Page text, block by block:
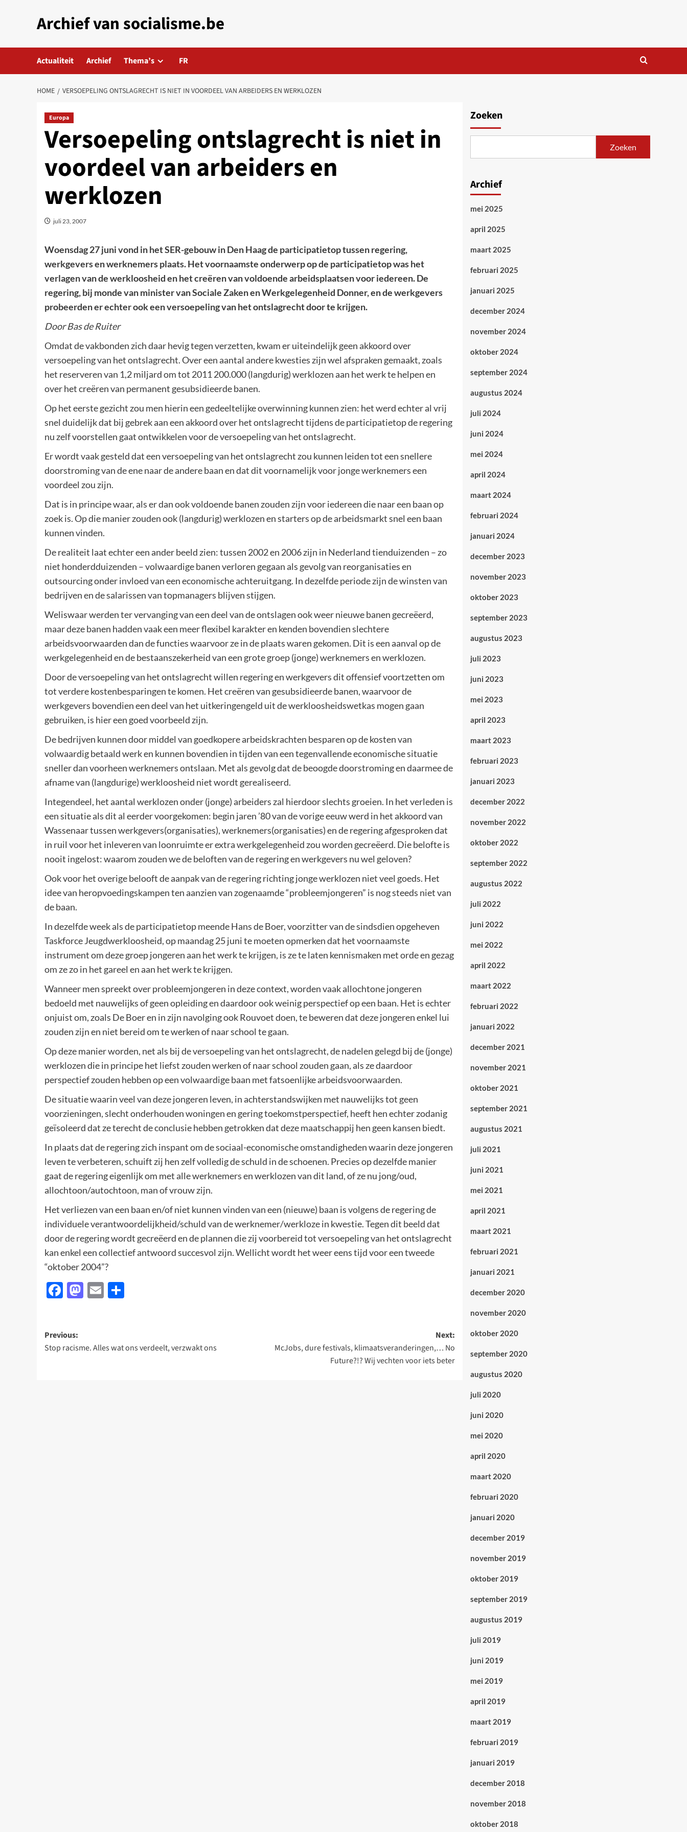
Archief van socialisme.be
Actualiteit Archief Thema’s FR
HOME VERSOEPELING ONTSLAGRECHT IS NIET IN VOORDEEL VAN ARBEIDERS EN WERKLOZEN
Europa
Versoepeling ontslagrecht is niet in
voordeel van arbeiders en
werklozen
juli 23, 2007
Woensdag 27 juni vond in het SER-gebouw in Den Haag de participatietop tussen regering,
werkgevers en werknemers plaats. Het voornaamste onderwerp op de participatietop was het
verlagen van de werkloosheid en het creëren van voldoende arbeidsplaatsen voor iedereen. De
regering, bij monde van minister van Sociale Zaken en Werkgelegenheid Donner, en de werkgevers
probeerden er echter ook een versoepeling van het ontslagrecht door te krijgen.
Door Bas de Ruiter
Omdat de vakbonden zich daar hevig tegen verzetten, kwam er uiteindelijk geen akkoord over
versoepeling van het ontslagrecht. Over een aantal andere kwesties zijn wel afspraken gemaakt, zoals
het reserveren van 1,2 miljard om tot 2011 200.000 (langdurig) werklozen aan het werk te helpen en
over het creëren van permanent gesubsidieerde banen.
Op het eerste gezicht zou men hierin een gedeeltelijke overwinning kunnen zien: het werd echter al vrij
snel duidelijk dat bij gebrek aan een akkoord over het ontslagrecht tijdens de participatietop de regering
nu zelf voorstellen gaat ontwikkelen voor de versoepeling van het ontslagrecht.
Er wordt vaak gesteld dat een versoepeling van het ontslagrecht zou kunnen leiden tot een snellere
doorstroming van de ene naar de andere baan en dat dit voornamelijk voor jonge werknemers een
voordeel zou zijn.
Dat is in principe waar, als er dan ook voldoende banen zouden zijn voor iedereen die naar een baan op
zoek is. Op die manier zouden ook (langdurig) werklozen en starters op de arbeidsmarkt snel een baan
kunnen vinden.
De realiteit laat echter een ander beeld zien: tussen 2002 en 2006 zijn in Nederland tienduizenden – zo
niet honderdduizenden – volwaardige banen verloren gegaan als gevolg van reorganisaties en
outsourcing onder invloed van een economische achteruitgang. In dezelfde periode zijn de winsten van
bedrijven en de salarissen van topmanagers blijven stijgen.
Weliswaar werden ter vervanging van een deel van de ontslagen ook weer nieuwe banen gecreëerd,
maar deze banen hadden vaak een meer flexibel karakter en kenden bovendien slechtere
arbeidsvoorwaarden dan de functies waarvoor ze in de plaats waren gekomen. Dit is een aanval op de
werkgelegenheid en de bestaanszekerheid van een grote groep (jonge) werknemers en werklozen.
Door de versoepeling van het ontslagrecht willen regering en werkgevers dit offensief voortzetten om
tot verdere kostenbesparingen te komen. Het creëren van gesubsidieerde banen, waarvoor de
werkgevers bovendien een deel van het uitkeringengeld uit de werkloosheidswetkas mogen gaan
gebruiken, is hier een goed voorbeeld zijn.
De bedrijven kunnen door middel van goedkopere arbeidskrachten besparen op de kosten van
volwaardig betaald werk en kunnen bovendien in tijden van een tegenvallende economische situatie
sneller dan voorheen werknemers ontslaan. Met als gevolg dat de beoogde doorstroming en daarmee de
afname van (langdurige) werkloosheid niet wordt gerealiseerd.
Integendeel, het aantal werklozen onder (jonge) arbeiders zal hierdoor slechts groeien. In het verleden is
een situatie als dit al eerder voorgekomen: begin jaren ’80 van de vorige eeuw werd in het akkoord van
Wassenaar tussen werkgevers(organisaties), werknemers(organisaties) en de regering afgesproken dat
in ruil voor het inleveren van loonruimte er extra werkgelegenheid zou worden gecreëerd. Die belofte is
nooit ingelost: waarom zouden we de beloften van de regering en werkgevers nu wel geloven?
Ook voor het overige belooft de aanpak van de regering richting jonge werklozen niet veel goeds. Het
idee van heropvoedingskampen ten aanzien van zogenaamde “probleemjongeren” is nog steeds niet van
de baan.
In dezelfde week als de participatietop meende Hans de Boer, voorzitter van de sindsdien opgeheven
Taskforce Jeugdwerkloosheid, op maandag 25 juni te moeten opmerken dat het voornaamste
instrument om deze groep jongeren aan het werk te krijgen, is ze te laten kennismaken met orde en gezag
om ze zo in het gareel en aan het werk te krijgen.
Wanneer men spreekt over probleemjongeren in deze context, worden vaak allochtone jongeren
bedoeld met nauwelijks of geen opleiding en daardoor ook weinig perspectief op een baan. Het is echter
onjuist om, zoals De Boer en in zijn navolging ook Rouvoet doen, te beweren dat deze jongeren enkel lui
zouden zijn en niet bereid om te werken of naar school te gaan.
Op deze manier worden, net als bij de versoepeling van het ontslagrecht, de nadelen gelegd bij de (jonge)
werklozen die in principe het liefst zouden werken of naar school zouden gaan, als ze daardoor
perspectief zouden hebben op een volwaardige baan met fatsoenlijke arbeidsvoorwaarden.
De situatie waarin veel van deze jongeren leven, in achterstandswijken met nauwelijks tot geen
voorzieningen, slecht onderhouden woningen en gering toekomstperspectief, heeft hen echter zodanig
geïsoleerd dat ze terecht de conclusie hebben getrokken dat deze maatschappij hen geen kansen biedt.
In plaats dat de regering zich inspant om de sociaal-economische omstandigheden waarin deze jongeren
leven te verbeteren, schuift zij hen zelf volledig de schuld in de schoenen. Precies op dezelfde manier
gaat de regering eigenlijk om met alle werknemers en werklozen van dit land, of ze nu jong/oud,
allochtoon/autochtoon, man of vrouw zijn.
Het verliezen van een baan en/of niet kunnen vinden van een (nieuwe) baan is volgens de regering de
individuele verantwoordelijkheid/schuld van de werknemer/werkloze in kwestie. Tegen dit beeld dat
door de regering wordt gecreëerd en de plannen die zij voorbereid tot versoepeling van het ontslagrecht
kan enkel een collectief antwoord succesvol zijn. Wellicht wordt het weer eens tijd voor een tweede
“oktober 2004”?
Facebook
Mastodon
Email
Post
navigation
Previous:
Stop racisme. Alles wat ons verdeelt, verzwakt ons
Next:
McJobs, dure festivals, klimaatsveranderingen,… No
Future?!? Wij vechten voor iets beter
Zoeken
Zoeken
Archief
mei 2025
april 2025
maart 2025
februari 2025
januari 2025
december 2024
november 2024
oktober 2024
september 2024
augustus 2024
juli 2024
juni 2024
mei 2024
april 2024
maart 2024
februari 2024
januari 2024
december 2023
november 2023
oktober 2023
september 2023
augustus 2023
juli 2023
juni 2023
mei 2023
april 2023
maart 2023
februari 2023
januari 2023
december 2022
november 2022
oktober 2022
september 2022
augustus 2022
juli 2022
juni 2022
mei 2022
april 2022
maart 2022
februari 2022
januari 2022
december 2021
november 2021
oktober 2021
september 2021
augustus 2021
juli 2021
juni 2021
mei 2021
april 2021
maart 2021
februari 2021
januari 2021
december 2020
november 2020
oktober 2020
september 2020
augustus 2020
juli 2020
juni 2020
mei 2020
april 2020
maart 2020
februari 2020
januari 2020
december 2019
november 2019
oktober 2019
september 2019
augustus 2019
juli 2019
juni 2019
mei 2019
april 2019
maart 2019
februari 2019
januari 2019
december 2018
november 2018
oktober 2018